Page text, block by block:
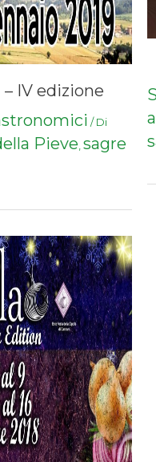
IV edizione
/ Di
Pieve,sagre